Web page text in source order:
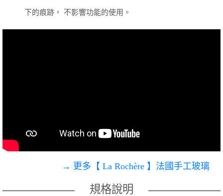
下的痕跡， 不影響功能的使用。
→ 更多【 La Rochère 】法國手工玻璃
規格說明